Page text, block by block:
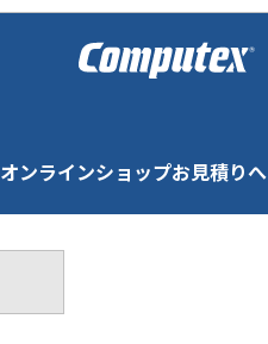
オンラインショップお見積りへ